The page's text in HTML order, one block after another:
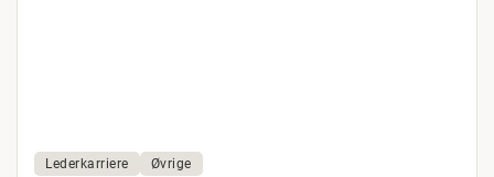
Lederkarriere Øvrige